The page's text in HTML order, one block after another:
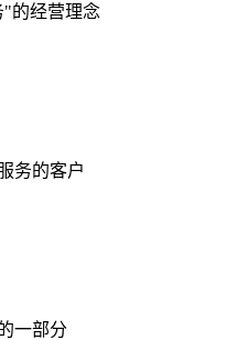
的经营理念
务的客户
一部分